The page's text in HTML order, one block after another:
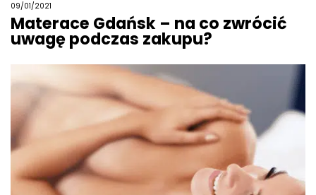
09/01/2021
Materace Gdańsk – na co zwrócić
uwagę podczas zakupu?